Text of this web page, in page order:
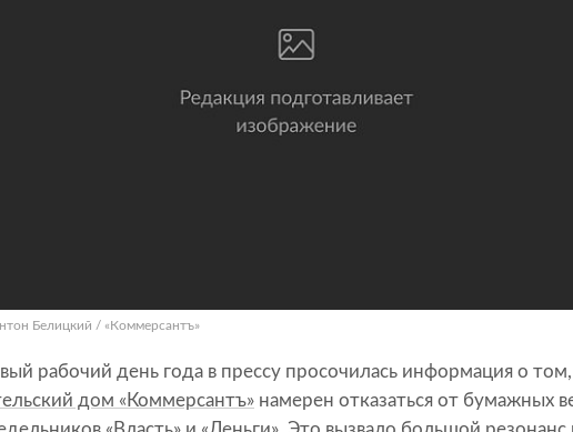
Белицкий / «Коммерсантъ»
рабочий день года в прессу просочилась информация о
дом «Коммерсантъ» намерен отказаться от бумажных